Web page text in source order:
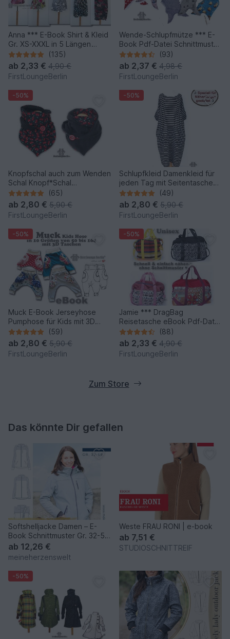
Anna *** E-Book Shirt & Kleid
Gr. XS-XXXL in 5 Längen
Nähanleitung mit
Schnittmuster Design von
firstloungeberlin
(135)
ab 2,33 € 4,90 €
FirstLoungeBerlin
Wende-Schlupfmütze *** E-
Book Pdf-Datei Schnittmuster
und Nähanleitung für die
ganze Familie in 6 Größen
von firstloungeberlin
(93)
ab 2,37 € 4,98 €
FirstLoungeBerlin
-50%
Knopfschal auch zum Wenden
Schal Knopf*Schal
Wickelschal Sommer Winter
(65)
ab 2,80 € 5,90 €
FirstLoungeBerlin
-50%
Schlupfkleid Damenkleid für
jeden Tag mit Seitentaschen
- Sommerkleid Jerseykleid
Tunika Nähen mit nur kleinem
Schnitt
(49)
ab 2,80 € 5,90 €
FirstLoungeBerlin
-50%
Muck E-Book Jerseyhose
Pumphose für Kids mit 3D
Taschen Unisex in 10 Größen
50/56-158/164 Nähanleitung
& Schnittmuster von
firstloungeberlin
(59)
ab 2,80 € 5,90 €
FirstLoungeBerlin
-50%
Jamie *** DragBag
Reisetasche eBook Pdf-Datei
Nähanleitung! Expressnähen
ohne Schnittmuster-Ausdruck
in 4 Größen S-XL
firstloungeberlin
(88)
ab 2,33 € 4,90 €
FirstLoungeBerlin
Zum Store
Das könnte Dir gefallen
Softshelljacke Damen – E-
Book Schnittmuster Gr. 32-58
– Pablo
ab 12,26 €
meineherzenswelt
Weste FRAU RONI | e-book
ab 7,51 €
STUDIOSCHNITTREIF
-50%